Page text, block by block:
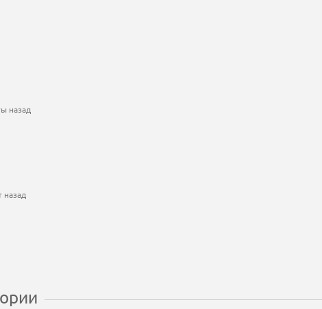
назад
назад